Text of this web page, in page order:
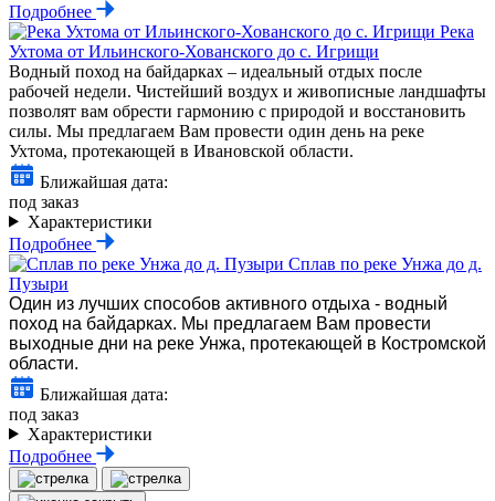
Подробнее
Река
Ухтома от Ильинского-Хованского до с. Игрищи
Водный поход на байдарках – идеальный отдых после
рабочей недели. Чистейший воздух и живописные ландшафты
позволят вам обрести гармонию с природой и восстановить
силы. Мы предлагаем Вам провести один день на реке
Ухтома, протекающей в Ивановской области.
Ближайшая дата:
под заказ
Характеристики
Подробнее
Сплав по реке Унжа до д.
Пузыри
Один из лучших способов активного отдыха - водный
поход на байдарках. Мы предлагаем Вам провести
выходные дни на реке Унжа, протекающей в Костромской
области.
Ближайшая дата:
под заказ
Характеристики
Подробнее